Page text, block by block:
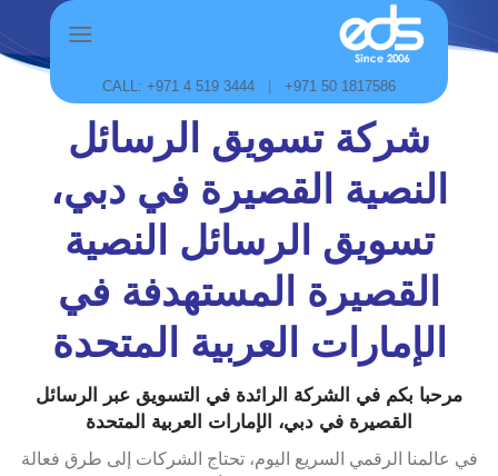
to
CALL: +971 4 519 3444 |+971 50 1817586
شركة تسويق الرسائل
النصية القصيرة في دبي،
تسويق الرسائل النصية
القصيرة المستهدفة في
الإمارات العربية المتحدة
مرحبا بكم في الشركة الرائدة في التسويق عبر الرسائل
القصيرة في دبي، الإمارات العربية المتحدة
في عالمنا الرقمي السريع اليوم، تحتاج الشركات إلى طرق فعالة